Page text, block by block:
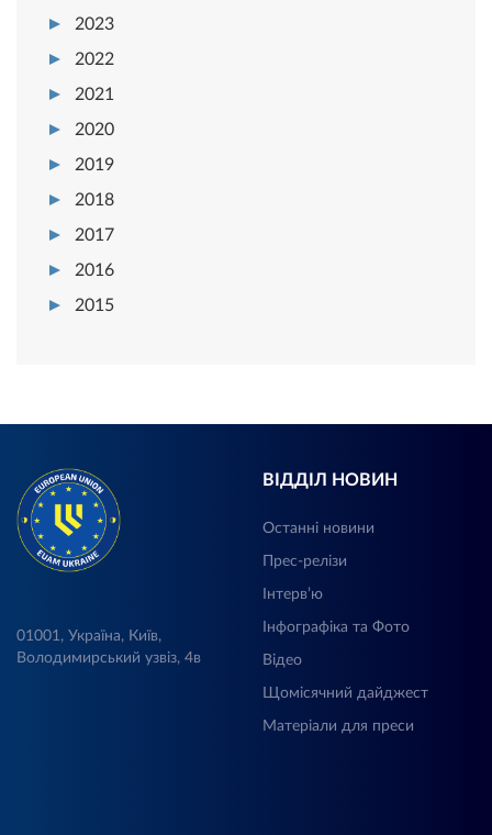
2023
2022
2021
2020
2019
2018
2017
2016
2015
01001, Україна, Київ,
Володимирський узвіз, 4в
ВІДДІЛ НОВИН
Останні новини
Прес-релізи
Інтерв’ю
Інфографіка та Фото
Відео
Щомісячний дайджест
Матеріали для преси